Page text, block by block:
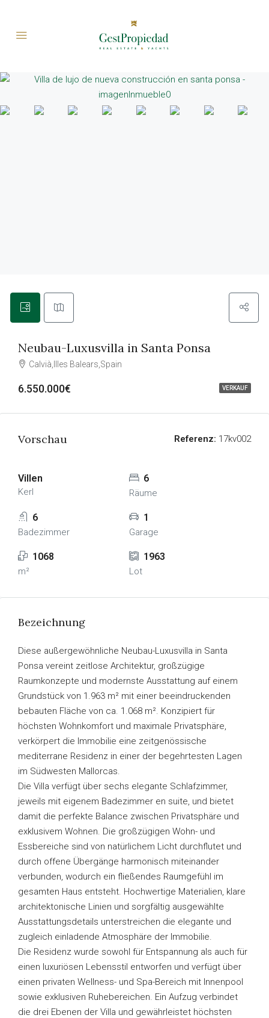
VERKAUF
Neubau-Luxusvilla in Santa Ponsa
Calvià,Illes Balears,Spain
6.550.000€
Vorschau Referenz: 17kv002
Villen
Kerl
6
Räume
6
Badezimmer
1
Garage
1068
m²
1963
Lot
Bezeichnung
Diese außergewöhnliche Neubau-Luxusvilla in Santa
Ponsa vereint zeitlose Architektur, großzügige
Raumkonzepte und modernste Ausstattung auf einem
Grundstück von 1.963 m² mit einer beeindruckenden
bebauten Fläche von ca. 1.068 m². Konzipiert für
höchsten Wohnkomfort und maximale Privatsphäre,
verkörpert die Immobilie eine zeitgenössische
mediterrane Residenz in einer der begehrtesten Lagen
im Südwesten Mallorcas.
Die Villa verfügt über sechs elegante Schlafzimmer,
jeweils mit eigenem Badezimmer en suite, und bietet
damit die perfekte Balance zwischen Privatsphäre und
exklusivem Wohnen. Die großzügigen Wohn- und
Essbereiche sind von natürlichem Licht durchflutet und
durch offene Übergänge harmonisch miteinander
verbunden, wodurch ein fließendes Raumgefühl im
gesamten Haus entsteht. Hochwertige Materialien, klare
architektonische Linien und sorgfältig ausgewählte
Ausstattungsdetails unterstreichen die elegante und
zugleich einladende Atmosphäre der Immobilie.
Die Residenz wurde sowohl für Entspannung als auch für
einen luxuriösen Lebensstil entworfen und verfügt über
einen privaten Wellness- und Spa-Bereich mit Innenpool
sowie exklusiven Ruhebereichen. Ein Aufzug verbindet
die drei Ebenen der Villa und gewährleistet höchsten